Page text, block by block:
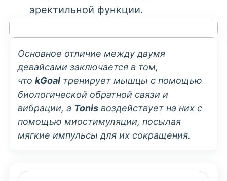
эректильной функции.
Основное отличие между двумя
девайсами заключается в том,
что kGoal тренирует мышцы с помощью
биологической обратной связи и
вибрации, а Tonis воздействует на них с
помощью миостимуляции, посылая
мягкие импульсы для их сокращения.